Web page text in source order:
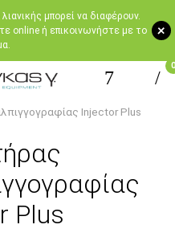
+
μπορεί να διαφέρουν.
online ή επικοινωνήστε με το
0
Injector Plus
Plus